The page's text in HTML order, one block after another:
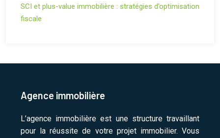
SCI et plus-value immobilière : stratégies d’optimisation
fiscale
Agence immobilière
L’agence immobilière est une structure travaillant
pour la réussite de votre projet immobilier. Vous